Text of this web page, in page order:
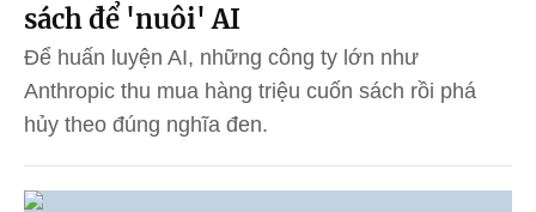
sách để 'nuôi' AI
Để huấn luyện AI, những công ty lớn như
Anthropic thu mua hàng triệu cuốn sách rồi phá
hủy theo đúng nghĩa đen.